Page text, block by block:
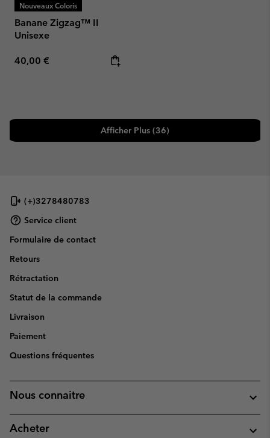
Nouveaux Coloris
Banane Zigzag™ II
Unisexe
Regular price:
40,00 €
Afficher Plus (36)
(+)3278480783
Service client
Formulaire de contact
Retours
Rétractation
Statut de la commande
Livraison
Paiement
Questions fréquentes
Nous connaitre
Acheter